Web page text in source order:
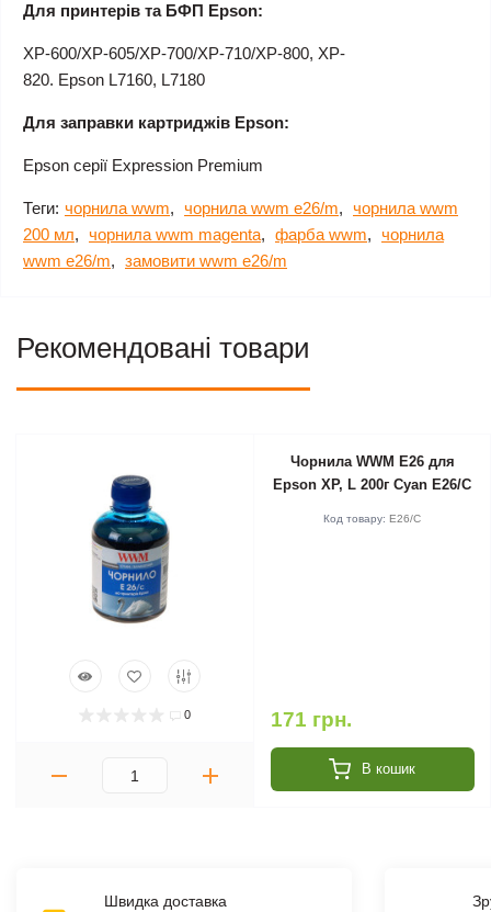
Для принтерів та БФП Epson:
XP-600/XP-605/XP-700/XP-710/XP-800, XP-
820. Epson L7160, L7180
Для заправки картриджів Epson:
Epson серії Expression Premium
Теги: чорнила wwm, чорнила wwm e26/m, чорнила wwm
200 мл, чорнила wwm magenta, фарба wwm, чорнила
wwm e26/m, замовити wwm e26/m
Рекомендовані товари
0
Чорнила WWM E26 для
Epson XP, L 200г Cyan E26/C
Код товару:E26/C
171 грн.
В кошик
Швидка доставка